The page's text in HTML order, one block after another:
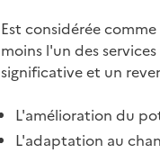
Est considérée
moins l'un des
significative et un
L'amélioration du
L'adaptation au